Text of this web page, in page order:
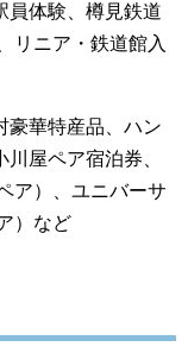
員体験、樽見鉄道
リニア・鉄道館入
豪華特産品、ハン
屋ペア宿泊券、
ア）、ユニバーサ
）など